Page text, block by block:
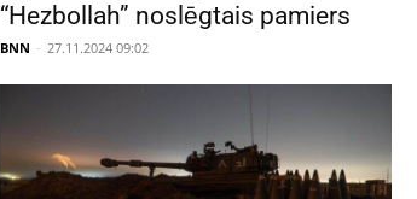
“Hezbollah” noslēgtais pamiers
BNN - 27.11.2024 09:02